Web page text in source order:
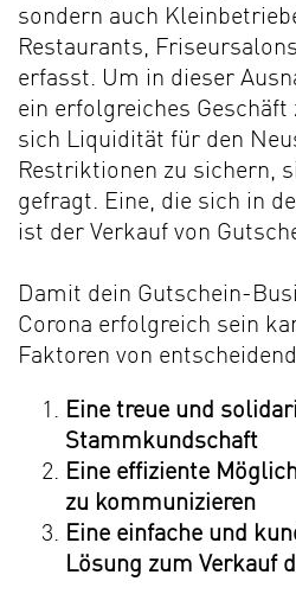
sondern auch
Restaurants,
erfasst. Um in dieser
ein erfolgreiches Geschäft
sich Liquidität für den
Restriktionen zu sichern,
gefragt. Eine, die sich in
ist der Verkauf von
Damit dein Gutschein-
Corona erfolgreich sein
Faktoren von
Eine treue und
Stammkundschaft
Eine effiziente
zu kommunizieren
Eine einfache und
Lösung zum Verkauf